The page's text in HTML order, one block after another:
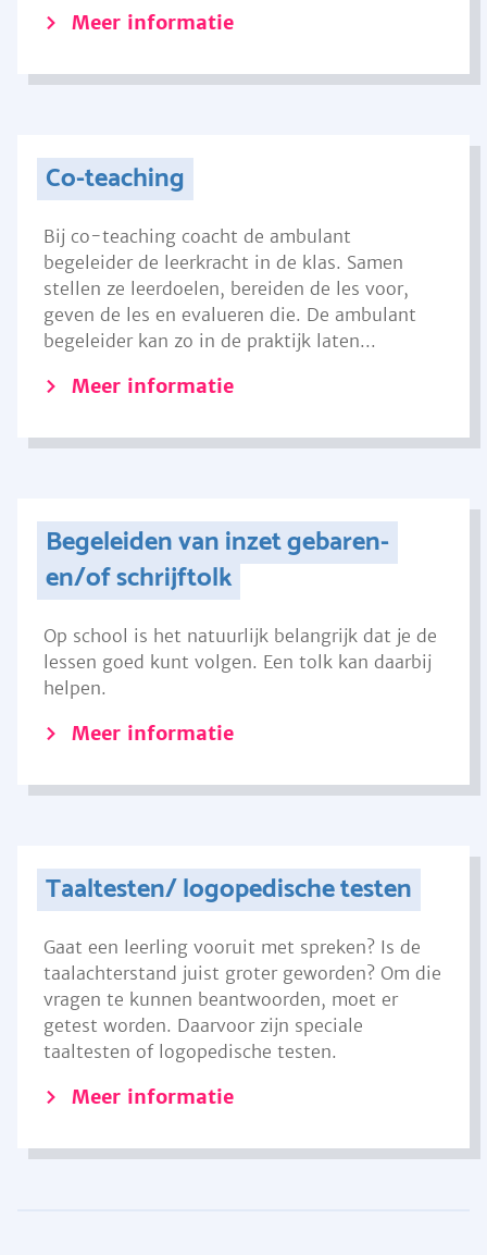
Meer informatie
Co-teaching
Bij co-teaching coacht de ambulant
begeleider de leerkracht in de klas. Samen
stellen ze leerdoelen, bereiden de les voor,
geven de les en evalueren die. De ambulant
begeleider kan zo in de praktijk laten...
Meer informatie
Begeleiden van inzet gebaren-
en/of schrijftolk
Op school is het natuurlijk belangrijk dat je de
lessen goed kunt volgen. Een tolk kan daarbij
helpen.
Meer informatie
Taaltesten/ logopedische testen
Gaat een leerling vooruit met spreken? Is de
taalachterstand juist groter geworden? Om die
vragen te kunnen beantwoorden, moet er
getest worden. Daarvoor zijn speciale
taaltesten of logopedische testen.
Meer informatie